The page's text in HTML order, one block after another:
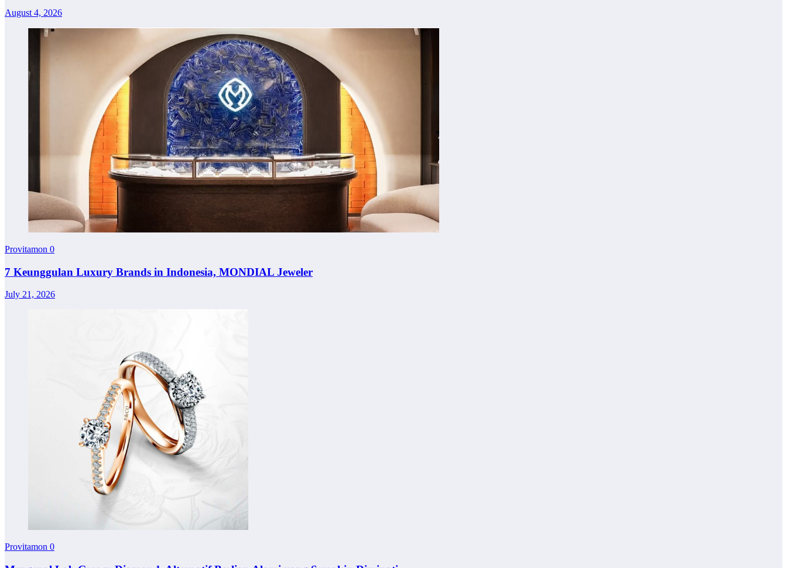
August 4, 2026
Provitamon 0
7 Keunggulan Luxury Brands in Indonesia, MONDIAL Jeweler
July 21, 2026
Provitamon 0